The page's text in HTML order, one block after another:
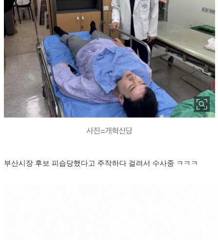
부산시장 후보 피습당했다고 주작하다 걸려서 수사중 ㅋㅋㅋ